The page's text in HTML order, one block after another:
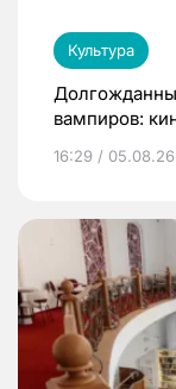
Культура
вампиров:
16:29 / 05.08.26